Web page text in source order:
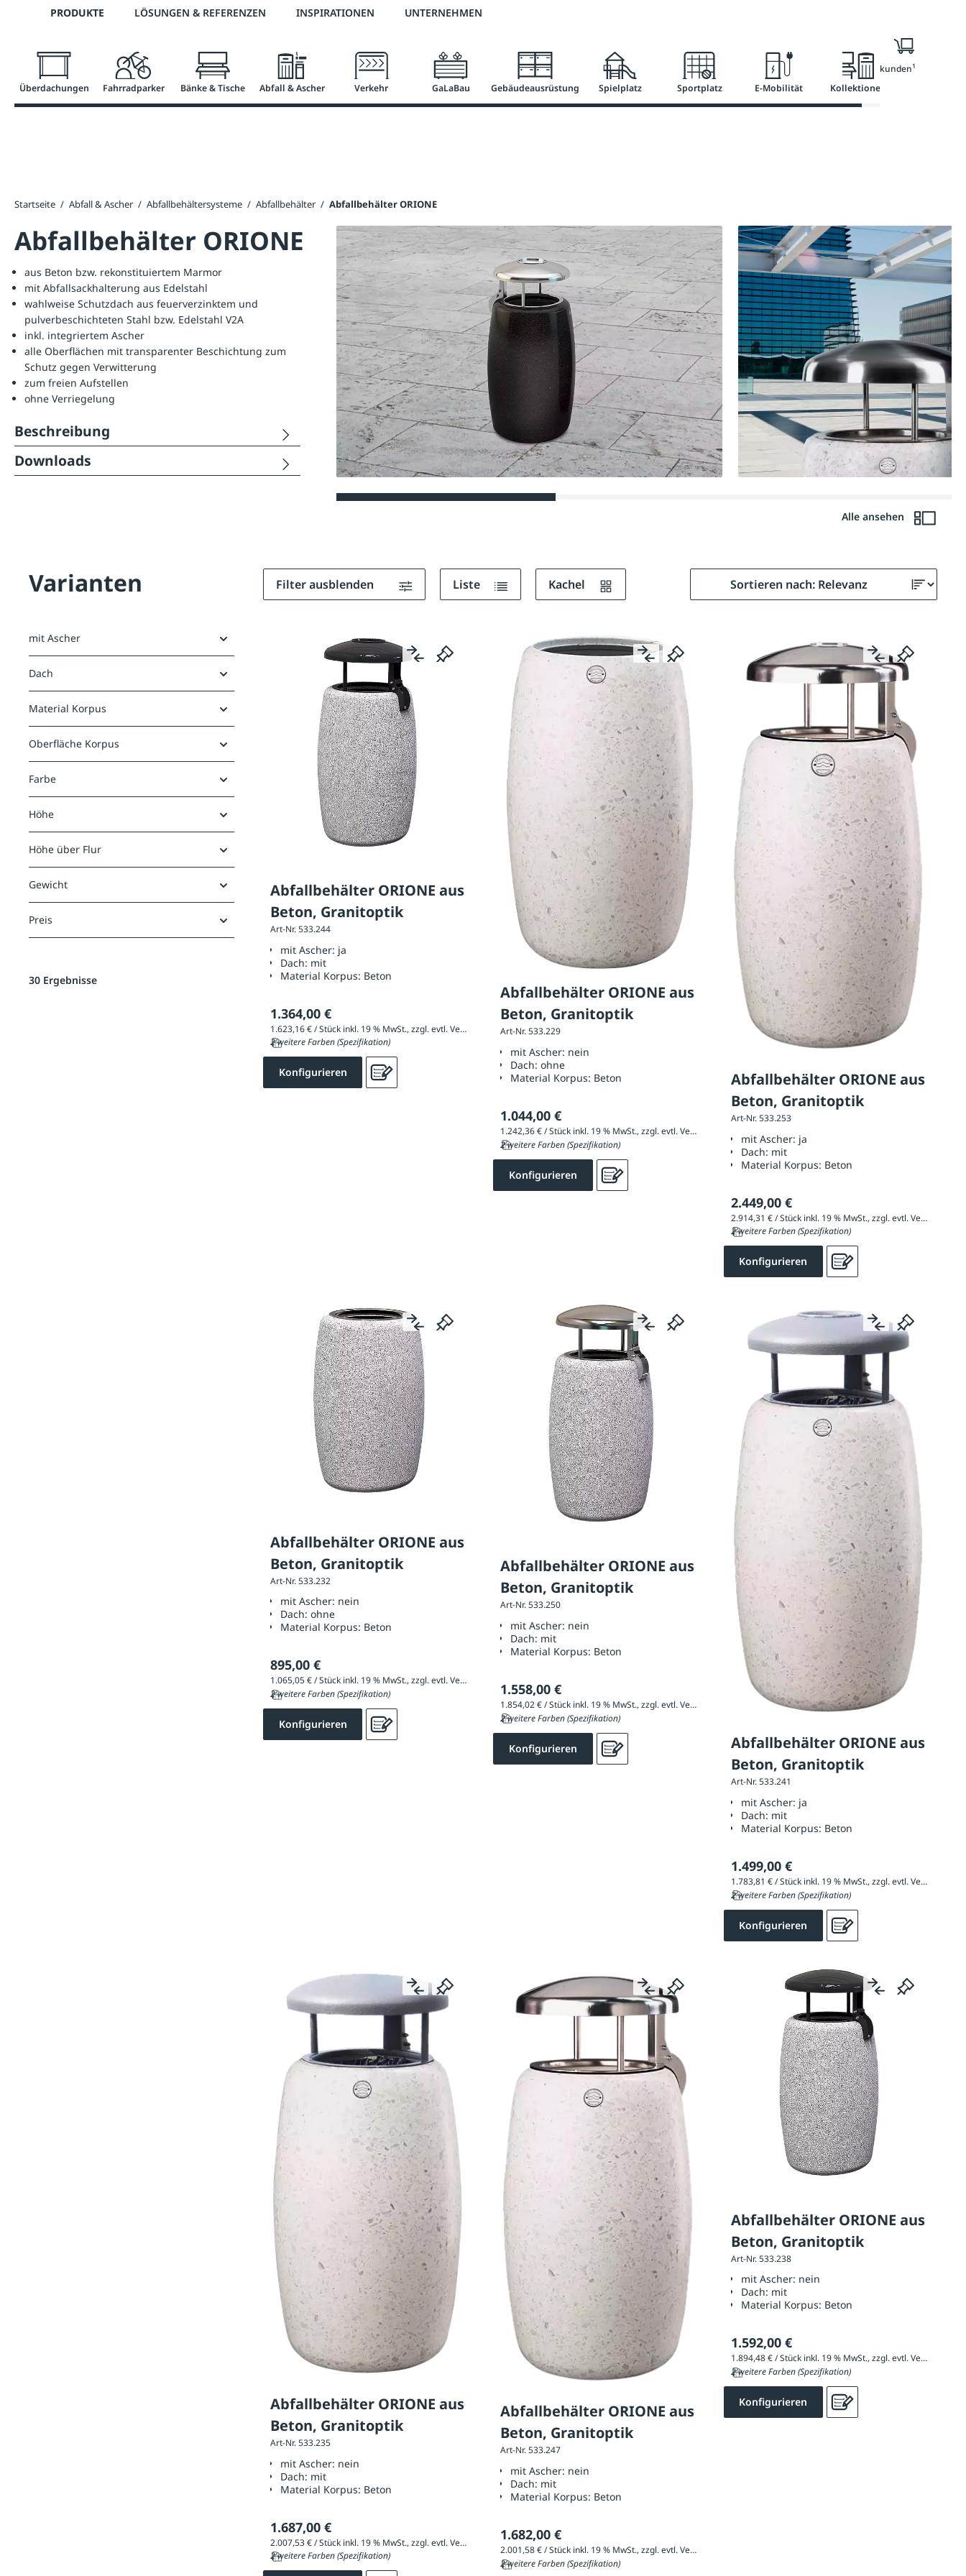
Zur Hauptnavigation springen
Telefon: 0800 / 100 49 02 2 % Vorkassen-Skonto versandkostenfrei ab 50 €
PRODUKTE LÖSUNGEN & REFERENZEN INSPIRATIONEN UNTERNEHMEN
Überdachungen Fahrradparker Bänke & Tische Abfall & Ascher Verkehr GaLaBau Gebäudeausrüstung Spielplatz Sportplatz E-Mobilität Kollektionen
Nur für Geschäftskunden1
Startseite / Abfall & Ascher / Abfallbehältersysteme / Abfallbehälter / Abfallbehälter ORIONE
Abfallbehälter ORIONE
Alle ansehen
aus Beton bzw. rekonstituiertem Marmor
mit Abfallsackhalterung aus Edelstahl
wahlweise Schutzdach aus feuerverzinktem und
pulverbeschichteten Stahl bzw. Edelstahl V2A
inkl. integriertem Ascher
alle Oberflächen mit transparenter Beschichtung zum
Schutz gegen Verwitterung
zum freien Aufstellen
ohne Verriegelung
Beschreibung
Downloads
Varianten
mit Ascher
Dach
Material Korpus
Oberfläche Korpus
Farbe
Höhe
Höhe über Flur
Gewicht
Preis
30 Ergebnisse
Filter ausblenden Liste Kachel
Abfallbehälter ORIONE aus
Beton, Granitoptik
Art-Nr. 533.244
mit Ascher: ja
Dach: mit
Material Korpus: Beton
1.364,00 €
1.623,16 € / Stück inkl. 19 % MwSt., zzgl. evtl. Versandkosten
2 weitere Farben (Spezifikation)
Konfigurieren
Abfallbehälter ORIONE aus
Beton, Granitoptik
Art-Nr. 533.229
mit Ascher: nein
Dach:ohne
Material Korpus: Beton
1.044,00 €
1.242,36 € / Stück inkl. 19 % MwSt., zzgl. evtl. Versandkosten
2 weitere Farben (Spezifikation)
Konfigurieren
Abfallbehälter ORIONE aus
Beton, Granitoptik
Art-Nr. 533.253
mit Ascher: ja
Dach: mit
Material Korpus: Beton
2.449,00 €
2.914,31 € / Stück inkl. 19 % MwSt., zzgl. evtl. Versandkosten
2 weitere Farben (Spezifikation)
Konfigurieren
Abfallbehälter ORIONE aus
Beton, Granitoptik
Art-Nr. 533.232
mit Ascher: nein
Dach: ohne
Material Korpus: Beton
895,00 €
1.065,05 € / Stück inkl. 19 % MwSt., zzgl. evtl. Versandkosten
2 weitere Farben (Spezifikation)
Konfigurieren
Abfallbehälter ORIONE aus
Beton, Granitoptik
Art-Nr. 533.250
mit Ascher: nein
Dach: mit
Material Korpus: Beton
1.558,00 €
1.854,02 € / Stück inkl. 19 % MwSt., zzgl. evtl. Versandkosten
2 weitere Farben (Spezifikation)
Konfigurieren
Abfallbehälter ORIONE aus
Beton, Granitoptik
Art-Nr. 533.241
mit Ascher: ja
Dach: mit
Material Korpus: Beton
1.499,00 €
1.783,81 € / Stück inkl. 19 % MwSt., zzgl. evtl. Versandkosten
2 weitere Farben (Spezifikation)
Konfigurieren
Abfallbehälter ORIONE aus
Beton, Granitoptik
Art-Nr. 533.235
mit Ascher: nein
Dach: mit
Material Korpus: Beton
1.687,00 €
2.007,53 € / Stück inkl. 19 % MwSt., zzgl. evtl. Versandkosten
2 weitere Farben (Spezifikation)
Abfallbehälter ORIONE aus
Beton, Granitoptik
Art-Nr. 533.247
mit Ascher: nein
Dach: mit
Material Korpus: Beton
1.682,00 €
2.001,58 € / Stück inkl. 19 % MwSt., zzgl. evtl. Versandkosten
2 weitere Farben (Spezifikation)
Abfallbehälter ORIONE aus
Beton, Granitoptik
Art-Nr. 533.238
mit Ascher: nein
Dach: mit
Material Korpus: Beton
1.592,00 €
1.894,48 € / Stück inkl. 19 % MwSt., zzgl. evtl. Versandkosten
2 weitere Farben (Spezifikation)
Konfigurieren